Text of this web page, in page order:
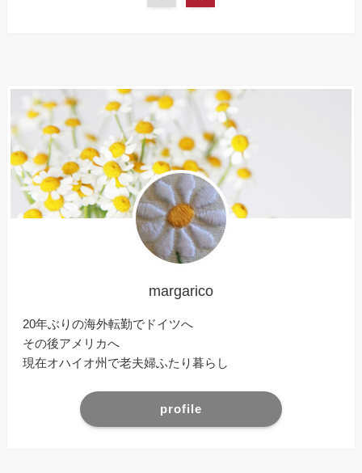
margarico
20年ぶりの海外転勤でドイツへ
その後アメリカへ
現在オハイオ州で老夫婦ふたり暮らし
profile